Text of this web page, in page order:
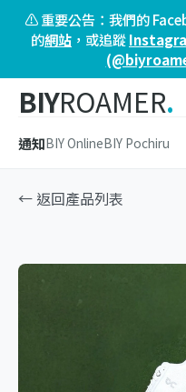
⚠️ 重要公告：我們的
的網站 ，或追蹤
BIYROAMER.
通知BIY OnlineBIY Pochiru
← 返回產品列表